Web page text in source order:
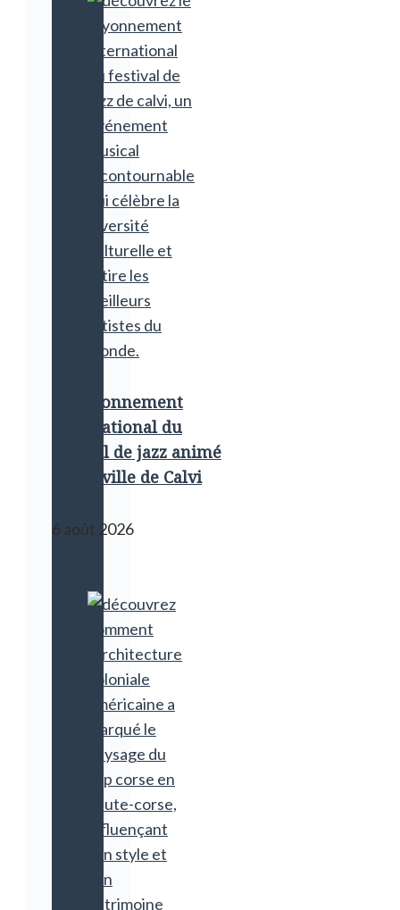
Le rayonnement
international du
festival de jazz animé
par la ville de Calvi
6 août 2026